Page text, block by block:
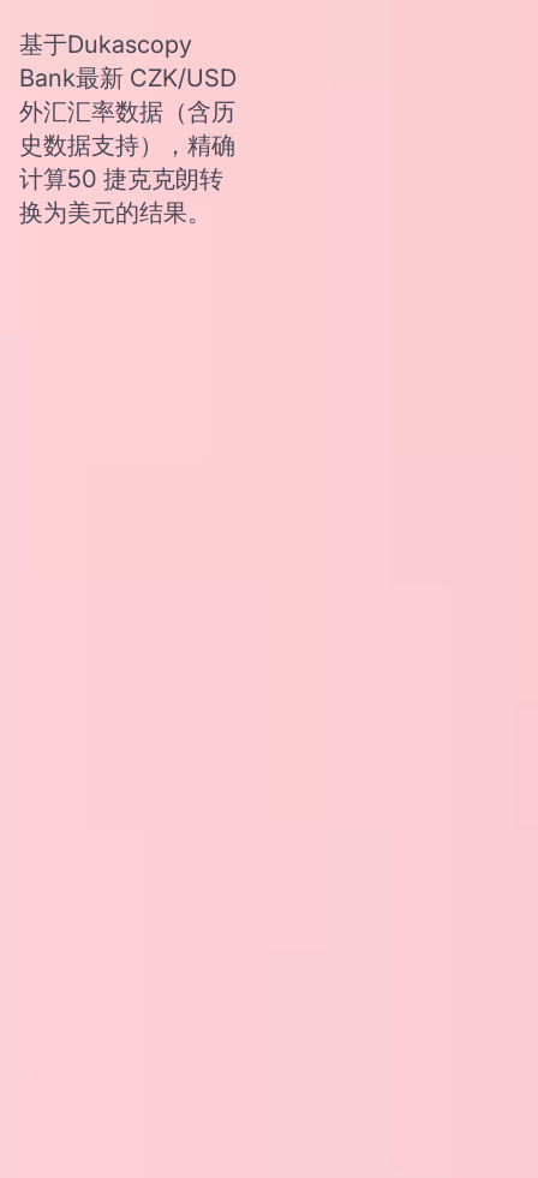
基于Dukascopy
Bank最新 CZK/USD
外汇汇率数据（含历
史数据支持），精确
计算50 捷克克朗转
换为美元的结果。